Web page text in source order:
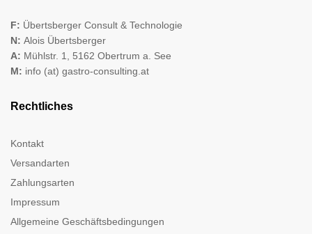
F: Übertsberger Consult & Technologie
N: Alois Übertsberger
A: Mühlstr. 1, 5162 Obertrum a. See
M: info (at) gastro-consulting.at
Rechtliches
Kontakt
Versandarten
Zahlungsarten
Impressum
Allgemeine Geschäftsbedingungen